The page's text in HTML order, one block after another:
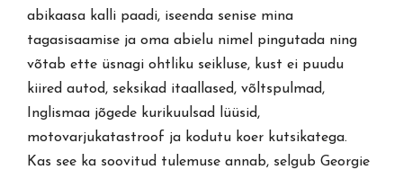
abikaasa kalli paadi, iseenda senise mina
tagasisaamise ja oma abielu nimel pingutada ning
võtab ette üsnagi ohtliku seikluse, kust ei puudu
kiired autod, seksikad itaallased, võltspulmad,
Inglismaa jõgede kurikuulsad lüüsid,
motovarjukatastroof ja kodutu koer kutsikatega.
Kas see ka soovitud tulemuse annab, selgub Georgie